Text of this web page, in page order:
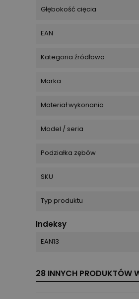
Głębokość cięcia
EAN
Kategoria źródłowa
Marka
Materiał wykonania
Model / seria
Podziałka zębów
SKU
Typ produktu
Indeksy
EAN13
28 INNYCH PRODUKTÓW